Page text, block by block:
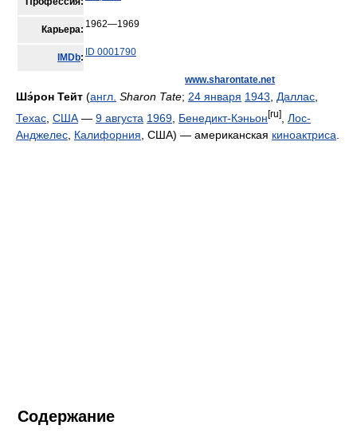
Карьера: 1962—1969
IMDb: ID 0001790
www.sharontate.net
Шэ́рон Тейт (англ. Sharon Tate; 24 января 1943 Даллас
Техас США — 9 августа 1969 Бенедикт-Кэньон[ru]
Лос-
Анджелес Калифорния , США) — американская киноактриса
Содержание